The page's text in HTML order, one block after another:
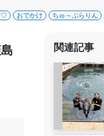
♡ おでかけ ちゅ～ぶらりん
関連記事